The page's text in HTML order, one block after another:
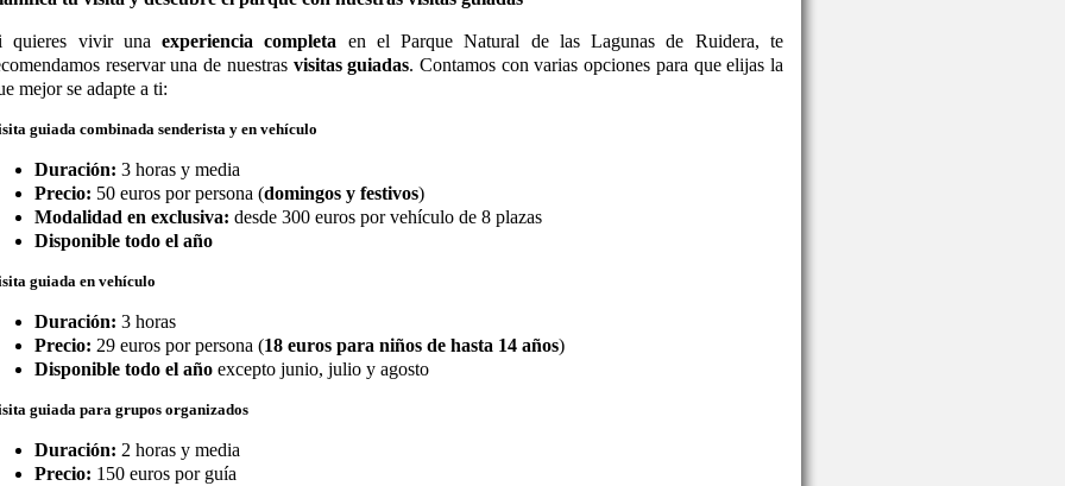
quieres vivir unaexperiencia completa en el Parque Natural de las Lagunas de Ruidera, te
reservar una de nuestras visitas guiadas. Contamos con varias opciones para que elijas la
mejor se adapte a ti:
guiada combinada senderista y en vehículo
Duración: 3 horas y media
Precio: 50 euros por persona (domingos y festivos)
Modalidad en exclusiva: desde 300 euros por vehículo de 8 plazas
Disponible todo el año
guiada en vehículo
Duración: 3 horas
Precio: 29 euros por persona (18 euros para niños de hasta 14 años)
Disponible todo el año excepto junio, julio y agosto
guiada para grupos organizados
Duración: 2 horas y media
Precio: 150 euros por guía